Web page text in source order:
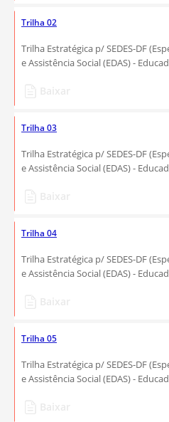
Trilha 02
Trilha Estratégica p/ SEDES-DF
e Assistência Social (EDAS) -
Trilha 03
Trilha Estratégica p/ SEDES-DF
e Assistência Social (EDAS) -
Trilha 04
Trilha Estratégica p/ SEDES-DF
e Assistência Social (EDAS) -
Trilha 05
Trilha Estratégica p/ SEDES-DF
e Assistência Social (EDAS) -